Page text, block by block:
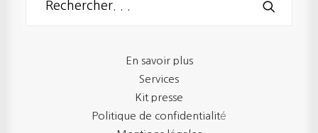
En savoir plus
Services
Kit presse
Politique de confidentialité